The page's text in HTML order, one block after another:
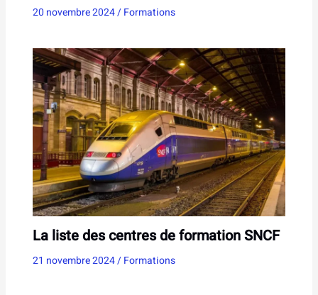
20 novembre 2024/Formations
La liste des centres de formation SNCF
21 novembre 2024/Formations